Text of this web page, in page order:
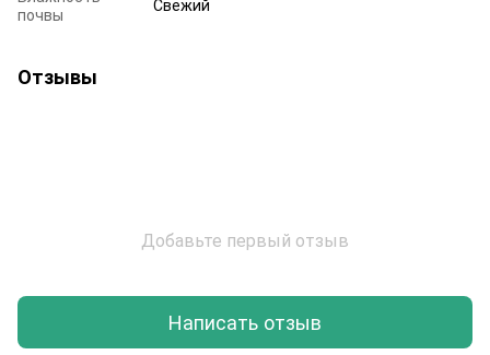
почвы
Отзывы
Добавьте первый отзыв
Написать отзыв